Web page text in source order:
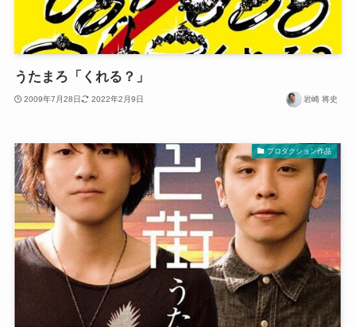
うたまろ「くれる？」
2009年7月28日 2022年2月9日 岩崎 将史
プロダクション作品